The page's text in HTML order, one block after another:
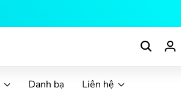
Danh bạ Liên hệ